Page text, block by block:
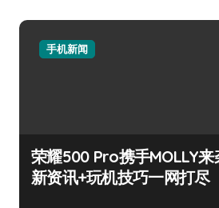
手机新闻
荣耀500 Pro携手MOLLY来
新资讯+玩机技巧一网打尽